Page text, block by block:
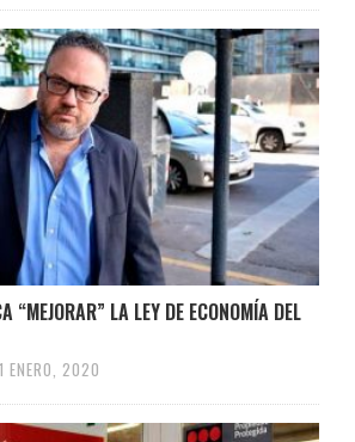
“MEJORAR” LA LEY DE ECONOMÍA DEL
ENERO, 2020